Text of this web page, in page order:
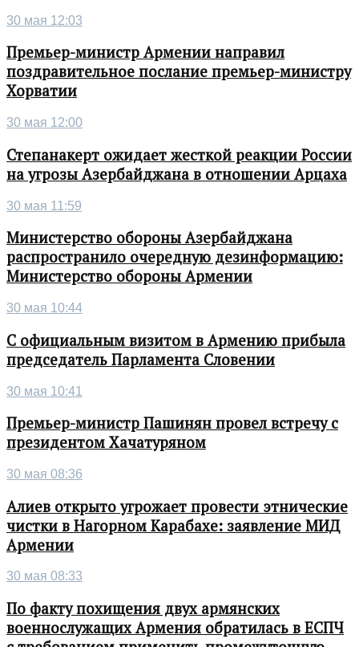
30 мая 12:03
Премьер-министр Армении направил
поздравительное послание премьер-министру
Хорватии
30 мая 12:00
Степанакерт ожидает жесткой реакции России
на угрозы Азербайджана в отношении Арцаха
30 мая 11:59
Министерство обороны Азербайджана
распространило очередную дезинформацию:
Министерство обороны Армении
30 мая 10:44
С официальным визитом в Армению прибыла
председатель Парламента Словении
30 мая 10:41
Премьер-министр Пашинян провел встречу с
президентом Хачатуряном
30 мая 08:36
Алиев открыто угрожает провести этнические
чистки в Нагорном Карабахе: заявление МИД
Армении
30 мая 08:33
По факту похищения двух армянских
военнослужащих Армения обратилась в ЕСПЧ